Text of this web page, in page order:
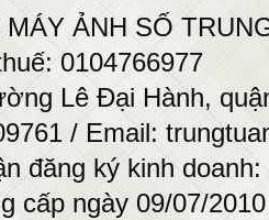
ẢNH SỐ
0104766977
Lê Đại Hành,
/ Email:
đăng ký kinh
cấp ngày 09/07/2010